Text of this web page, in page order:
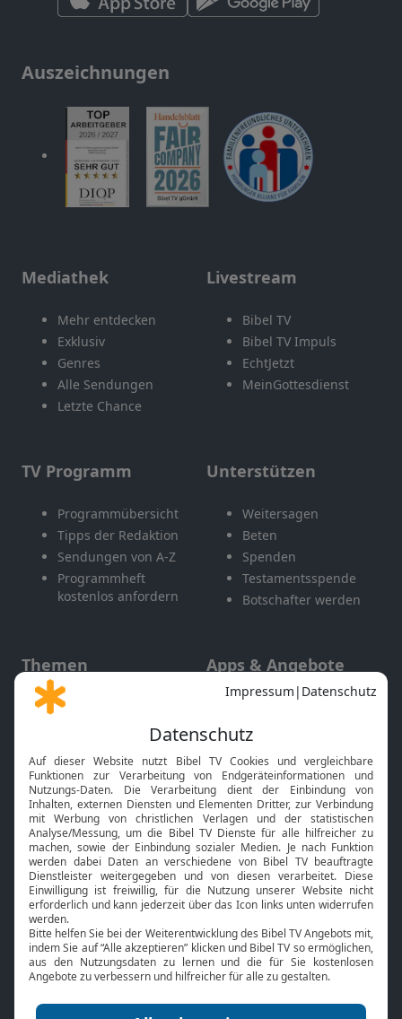
Auszeichnungen
Mediathek
Mehr entdecken
Exklusiv
Genres
Alle Sendungen
Letzte Chance
Livestream
Bibel TV
Bibel TV Impuls
EchtJetzt
MeinGottesdienst
TV Programm
Programmübersicht
Tipps der Redaktion
Sendungen von A-Z
Programmheft
kostenlos anfordern
Unterstützen
Weitersagen
Beten
Spenden
Testamentsspende
Botschafter werden
Themen
Gott und Bibel erklärt
Neuigkeiten
Apps & Angebote
Mobile App
Smart TV
HbbTV
Bibelthek Online-Bibel
Nächster Gottesdienst
Bibel TV
Über uns
Jobs
Mediadaten
Service
Kontakt
TV-Empfang